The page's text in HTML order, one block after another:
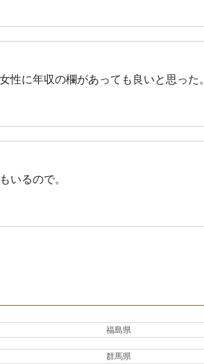
に年収の欄があっても良いと思った。
いるので。
福島県
群馬県